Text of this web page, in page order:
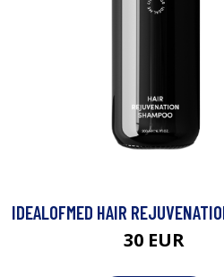
IDEALOFMED HAIR
30 EUR